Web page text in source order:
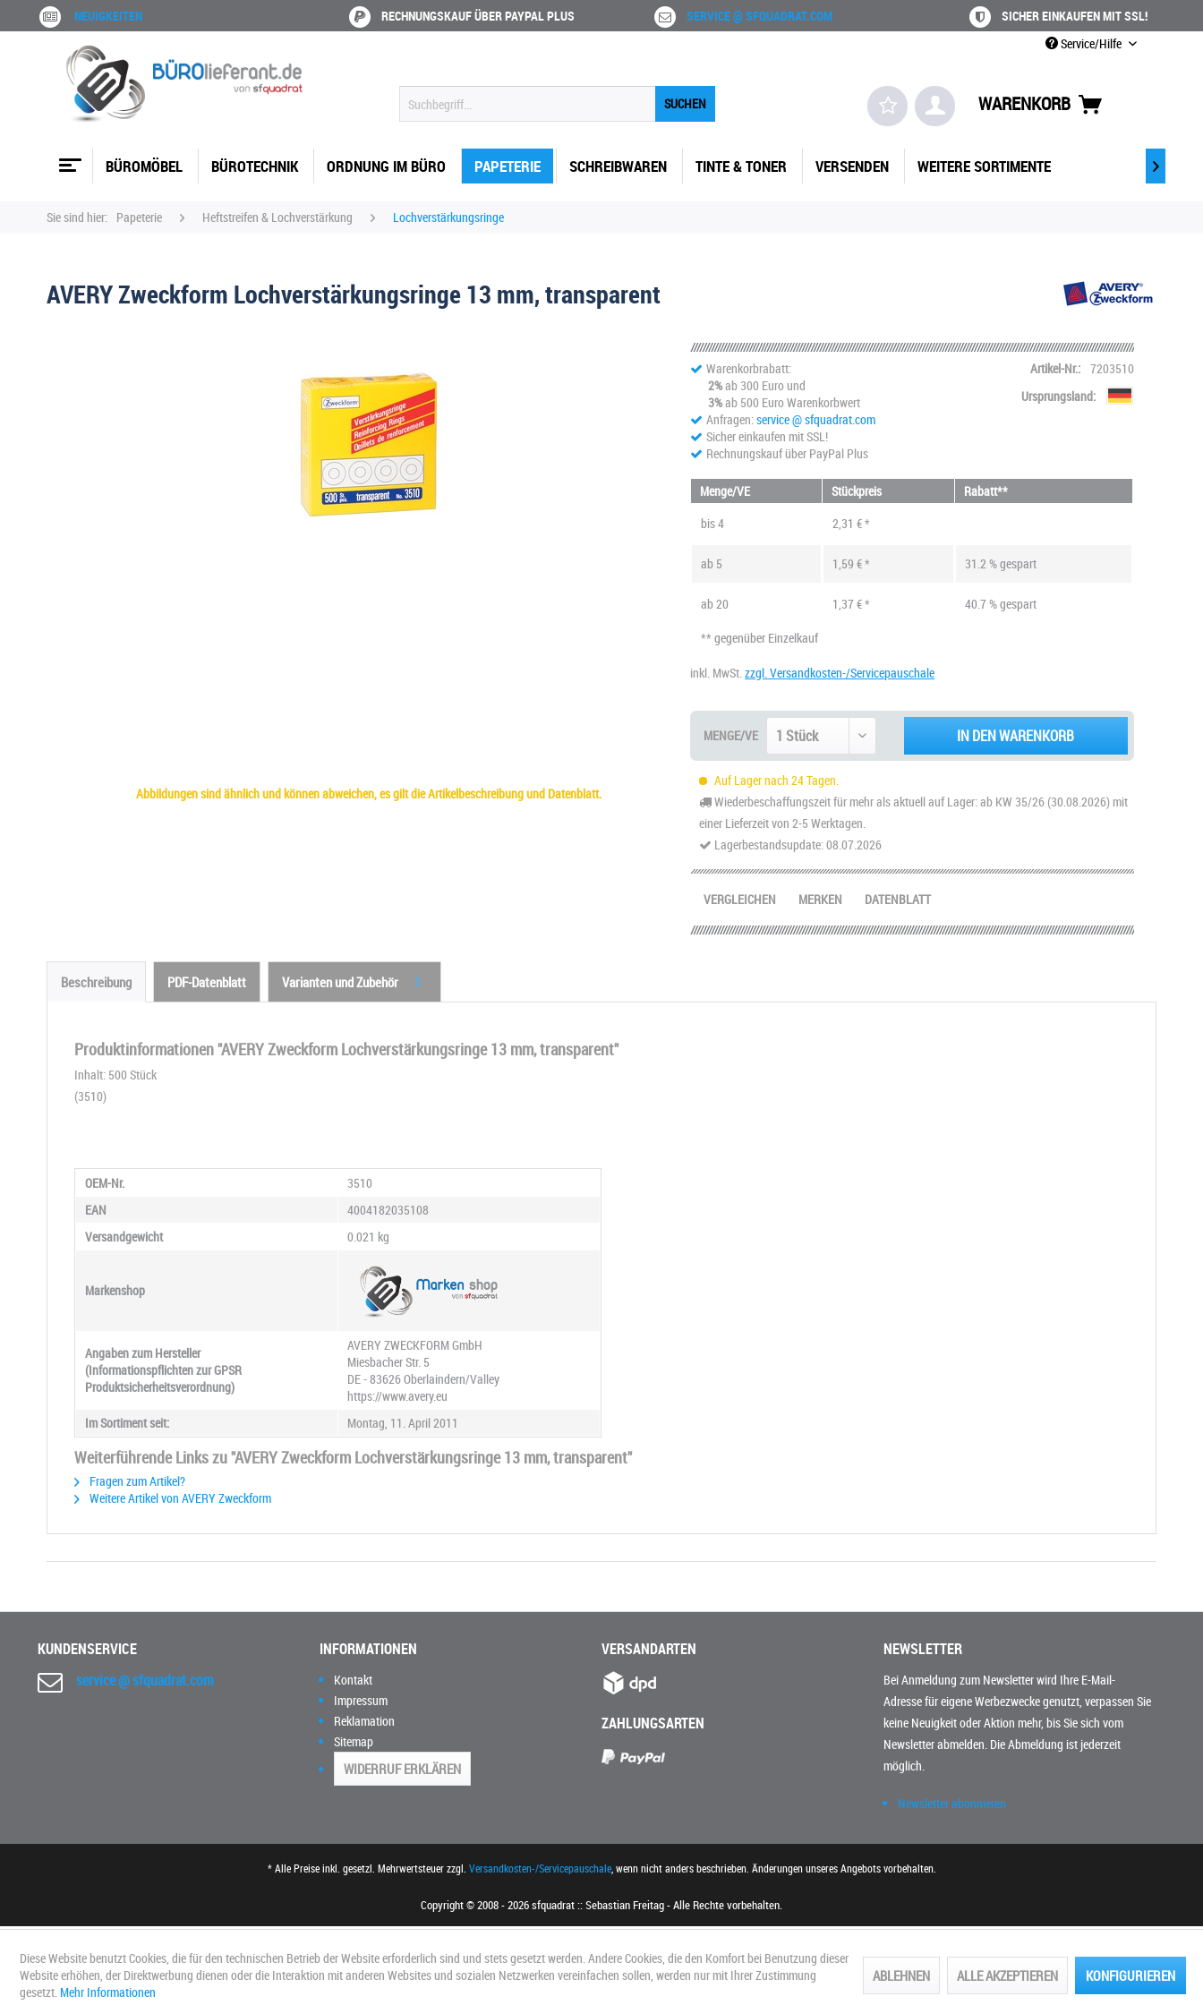
NEUIGKEITEN RECHNUNGSKAUF ÜBER PAYPAL PLUS SERVICE @ SFQUADRAT.COM
SICHER EINKAUFEN MIT SSL!
Service/Hilfe
SUCHEN WARENKORB
BÜROMÖBEL BÜROTECHNIK ORDNUNG IM BÜRO PAPETERIE SCHREIBWAREN TINTE & TONER VERSENDEN WEITERE SORTIMENTE 
Sie sind hier: Papeterie Heftstreifen & Lochverstärkung Lochverstärkungsringe
AVERY Zweckform Lochverstärkungsringe 13 mm, transparent
Abbildungen sind ähnlich und können abweichen, es gilt die Artikelbeschreibung und Datenblatt.
Warenkorbrabatt:
2%ab 300 Euro und
3%ab 500 Euro Warenkorbwert
Anfragen:service @ sfquadrat.com
Sicher einkaufen mit SSL!
Rechnungskauf über PayPal Plus
Artikel-Nr.: 7203510
Ursprungsland:
Menge/VE Stückpreis
Rabatt**
bis4 2,31 € *
ab 5 1,59 € * 31.2 % gespart
ab20 1,37 € *
40.7 % gespart
** gegenüber Einzelkauf
inkl. MwSt.zzgl. Versandkosten-/Servicepauschale
MENGE/VE IN DEN WARENKORB
Auf Lager nach 24 Tagen.
Wiederbeschaffungszeit für mehr als aktuell auf Lager: ab KW 35/26 (30.08.2026) mit
einer Lieferzeit von 2-5 Werktagen.
Lagerbestandsupdate: 08.07.2026
DATENBLATT
VERGLEICHEN MERKEN
Beschreibung PDF-Datenblatt Varianten und Zubehör 1
Produktinformationen "AVERY Zweckform Lochverstärkungsringe 13 mm, transparent"
Inhalt: 500 Stück
(3510)
OEM-Nr.
3510
EAN
4004182035108
Versandgewicht
0.021 kg
Markenshop
Angaben zum Hersteller
(Informationspflichten zur GPSR
Produktsicherheitsverordnung)
AVERY ZWECKFORM GmbH
Miesbacher Str. 5
DE - 83626 Oberlaindern/Valley
https://www.avery.eu
Im Sortiment seit:
Montag, 11. April 2011
Weiterführende Links zu "AVERY Zweckform Lochverstärkungsringe 13 mm, transparent"
Fragen zum Artikel?
Weitere Artikel von AVERY Zweckform
KUNDENSERVICE
service @ sfquadrat.com
INFORMATIONEN
Kontakt
Impressum
Reklamation
Sitemap
WIDERRUF ERKLÄREN
VERSANDARTEN
ZAHLUNGSARTEN
NEWSLETTER
Bei Anmeldung zum Newsletter wird Ihre E-Mail-
Adresse für eigene Werbezwecke genutzt, verpassen Sie
keine Neuigkeit oder Aktion mehr, bis Sie sich vom
Newsletter abmelden. Die Abmeldung ist jederzeit
möglich.
Newsletter abonnieren
* Alle Preise inkl. gesetzl. Mehrwertsteuer zzgl. Versandkosten-/Servicepauschale, wenn nicht anders beschrieben. Änderungen unseres Angebots vorbehalten.
Copyright © 2008 - 2026 sfquadrat :: Sebastian Freitag - Alle Rechte vorbehalten.
Diese Website benutzt Cookies, die für den technischen Betrieb der Website erforderlich sind und stets gesetzt werden. Andere Cookies, die den Komfort bei Benutzung dieser
Website erhöhen, der Direktwerbung dienen oder die Interaktion mit anderen Websites und sozialen Netzwerken vereinfachen sollen, werden nur mit Ihrer Zustimmung
gesetzt. Mehr Informationen
ABLEHNEN ALLE AKZEPTIEREN KONFIGURIEREN